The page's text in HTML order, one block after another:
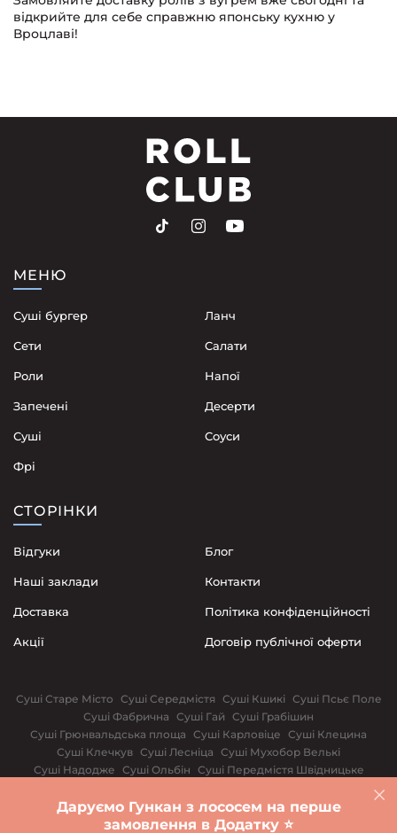
відкрийте для себе справжню японську кухню у
Вроцлаві!
МЕНЮ
Суші бургер
Сети
Роли
Запечені
Суші
Фрі
Ланч
Cалати
Напої
Десерти
Соуси
СТОРІНКИ
Відгуки
Наші заклади
Доставка
Акції
Блог
Контакти
Політика конфіденційності
Договір публічної оферти
Суші Старе Місто Суші Середмістя Суші Кшикі Суші Псьє Поле
Суші Фабрична Суші Гай Суші Грабішин
Суші Грюнвальдська площа Суші Карловіце Суші Клецина
Суші Клечкув Суші Лесніца Суші Мухобор Велькі
Суші Надодже Суші Ольбін Суші Передмістя Швідницьке
Варшава Біла Церква Вінниця Дніпро
Івано-Франківськ
Суші Київ Львів Одеса Рівне Харків
Даруємо Гункан з лососем на перше
замовлення в Додатку ⭐️